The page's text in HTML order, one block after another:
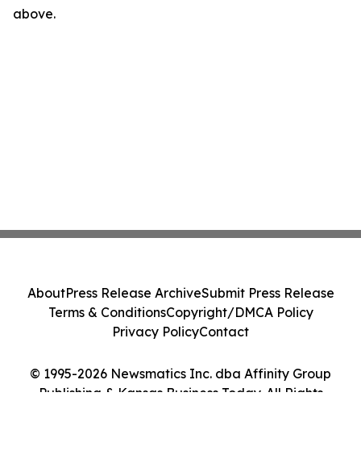
above.
© 1995-2026 Newsmatics Inc. dba Affinity Group
Publishing & Kansas Business Today. All Rights
AboutPress Release ArchiveSubmit Press Release
Terms & ConditionsCopyright/DMCA Policy
Privacy PolicyContact